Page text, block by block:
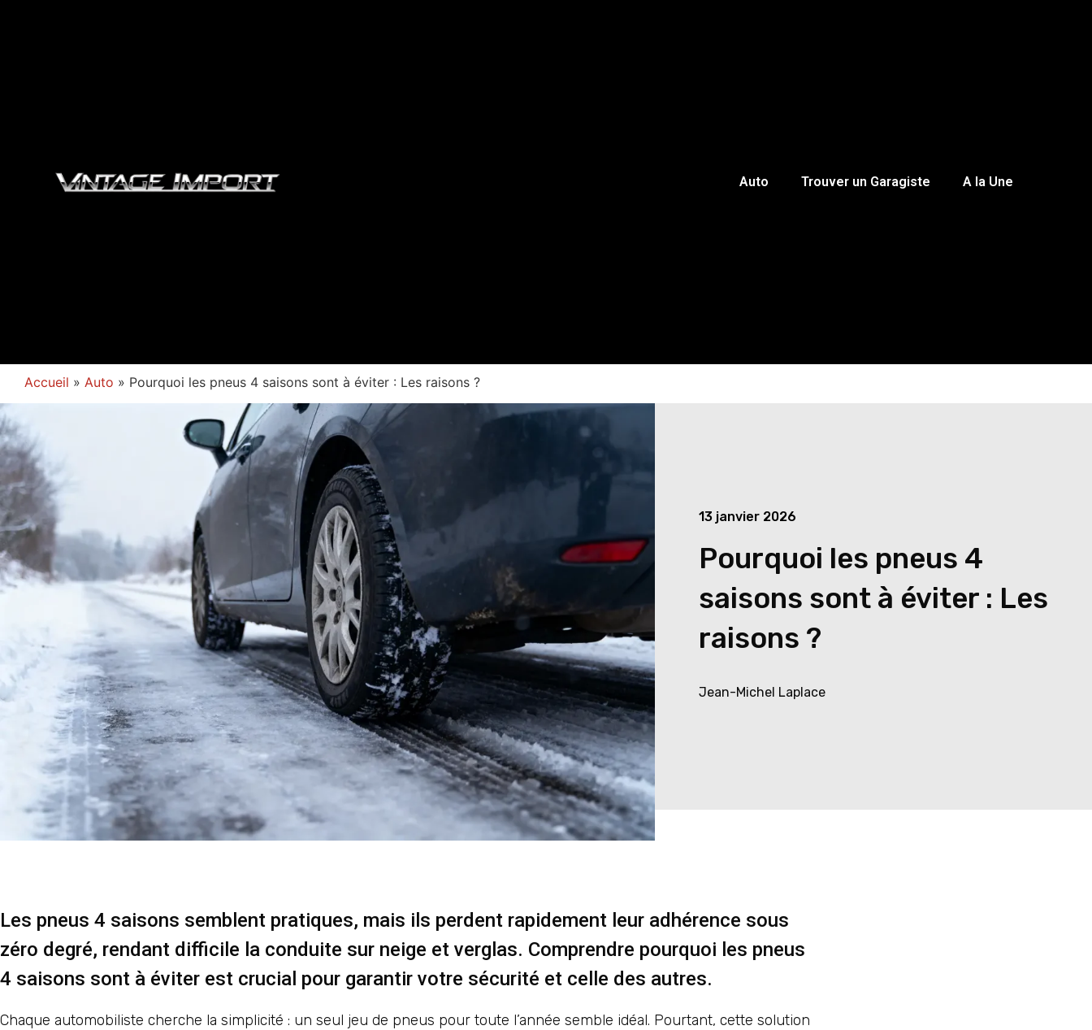
Auto Trouver un Garagiste A la Une
Accueil » Auto » Pourquoi les pneus 4 saisons sont à éviter : Les raisons ?
13 janvier 2026
Pourquoi les pneus 4
saisons sont à éviter : Les
raisons ?
Jean-Michel Laplace
Les pneus 4 saisons semblent pratiques, mais ils perdent rapidement leur adhérence sous
zéro degré, rendant difficile la conduite sur neige et verglas. Comprendre pourquoi les pneus
4 saisons sont à éviter est crucial pour garantir votre sécurité et celle des autres.
Chaque automobiliste cherche la simplicité : un seul jeu de pneus pour toute l’année semble idéal. Pourtant, cette solution